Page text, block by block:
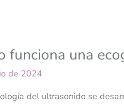
funciona una
de 2024
del ultrasonido se